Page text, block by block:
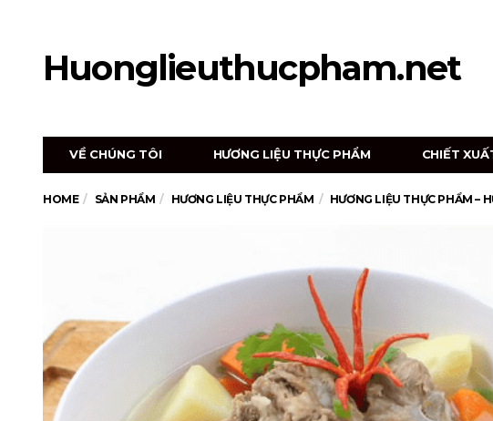
Huonglieuthucpham.net
VỀ CHÚNG TÔI HƯƠNG LIỆU THỰC PHẨM CHIẾT
HOME SẢN PHẨM HƯƠNG LIỆU THỰC PHẨM HƯƠNG LIỆU THỰC PHẨM –